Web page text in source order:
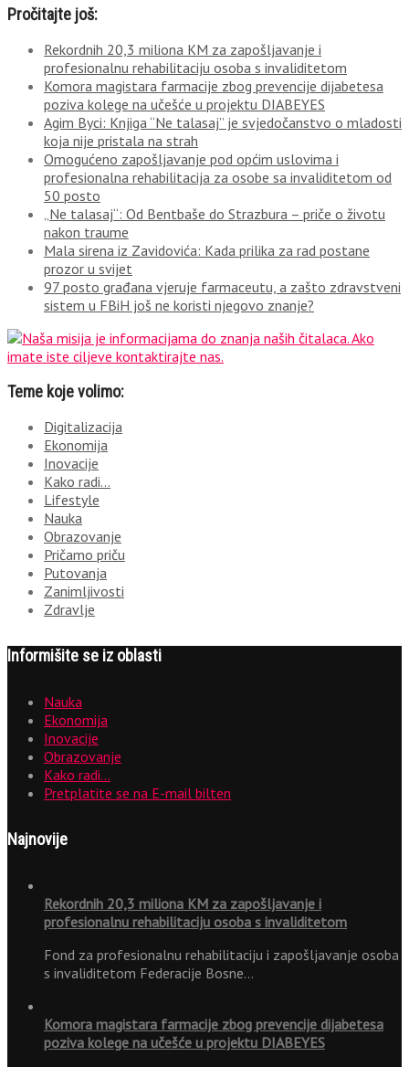
Pročitajte još:
Rekordnih 20,3 miliona KM za zapošljavanje i
profesionalnu rehabilitaciju osoba s invaliditetom
Komora magistara farmacije zbog prevencije dijabetesa
poziva kolege na učešće u projektu DIABEYES
Agim Byci: Knjiga “Ne talasaj” je svjedočanstvo o mladosti
koja nije pristala na strah
Omogućeno zapošljavanje pod općim uslovima i
profesionalna rehabilitacija za osobe sa invaliditetom od
50 posto
„Ne talasaj“: Od Bentbaše do Strazbura – priče o životu
nakon traume
Mala sirena iz Zavidovića: Kada prilika za rad postane
prozor u svijet
97 posto građana vjeruje farmaceutu, a zašto zdravstveni
sistem u FBiH još ne koristi njegovo znanje?
Teme koje volimo:
Digitalizacija
Ekonomija
Inovacije
Kako radi…
Lifestyle
Nauka
Obrazovanje
Pričamo priču
Putovanja
Zanimljivosti
Zdravlje
Informišite se iz oblasti
Nauka
Ekonomija
Inovacije
Obrazovanje
Kako radi…
Pretplatite se na E-mail bilten
Najnovije
Rekordnih 20,3 miliona KM za zapošljavanje i
profesionalnu rehabilitaciju osoba s invaliditetom
Fond za profesionalnu rehabilitaciju i zapošljavanje osoba
s invaliditetom Federacije Bosne…
Komora magistara farmacije zbog prevencije dijabetesa
poziva kolege na učešće u projektu DIABEYES